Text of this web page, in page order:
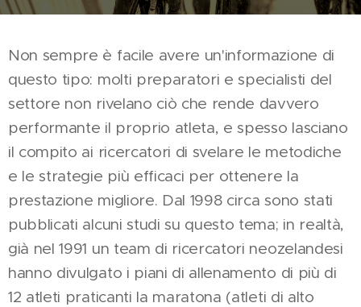
Non sempre è facile avere un'informazione di
questo tipo: molti preparatori e specialisti del
settore non rivelano ciò che rende davvero
performante il proprio atleta, e spesso lasciano
il compito ai ricercatori di svelare le metodiche
e le strategie più efficaci per ottenere la
prestazione migliore. Dal 1998 circa sono stati
pubblicati alcuni studi su questo tema; in realtà,
già nel 1991 un team di ricercatori neozelandesi
hanno divulgato i piani di allenamento di più di
12 atleti praticanti la maratona (atleti di alto